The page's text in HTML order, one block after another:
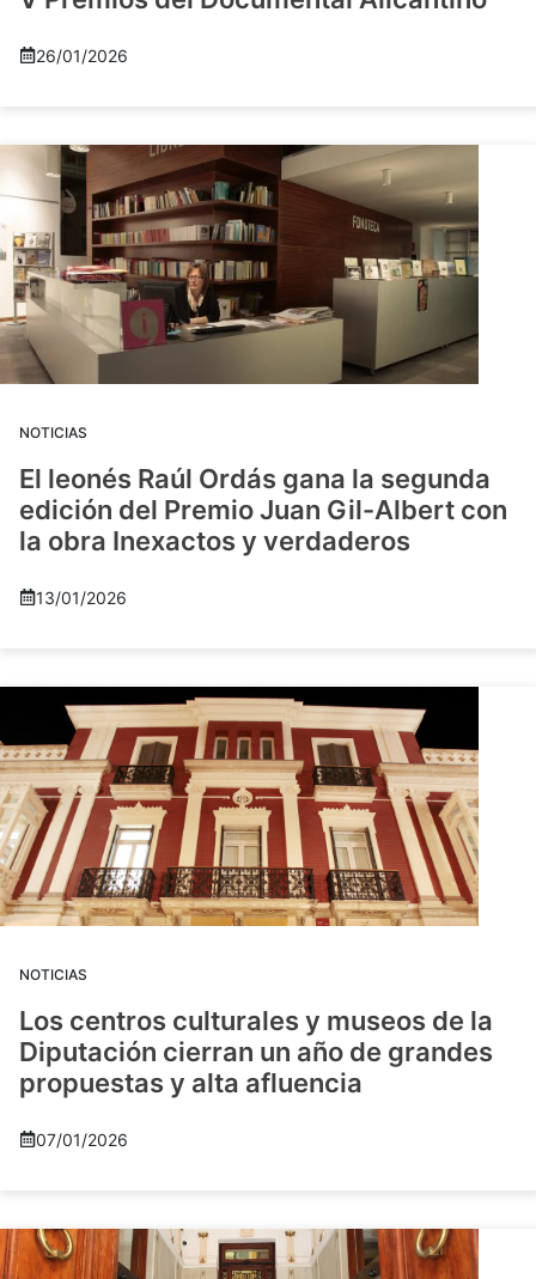
26/01/2026
NOTICIAS
El leonés Raúl Ordás gana la segunda
edición del Premio Juan Gil-Albert con
la obra Inexactos y verdaderos
13/01/2026
NOTICIAS
Los centros culturales y museos de la
Diputación cierran un año de grandes
propuestas y alta afluencia
07/01/2026